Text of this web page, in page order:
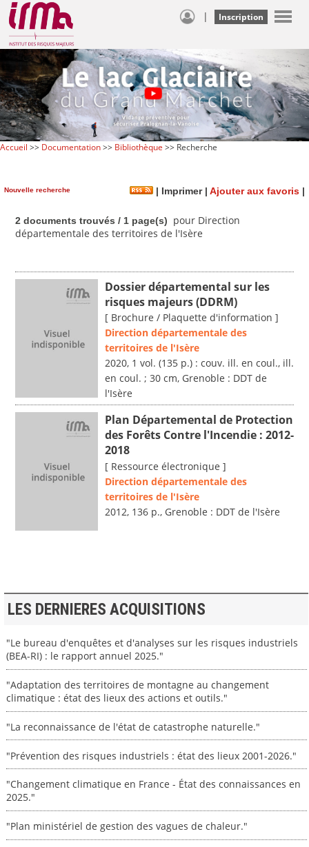
| Inscription
Accueil >> Documentation>> Bibliothèque >> Recherche
Nouvelle recherche | Imprimer| Ajouter aux favoris |
2 documents trouvés / 1 page(s)
pour Direction
départementale des territoires de l'Isère
Dossier départemental sur les
risques majeurs (DDRM)
[ Brochure / Plaquette d'information ]
Direction départementale des
territoires de l'Isère
2020, 1 vol. (135 p.) : couv. ill. en coul., ill.
en coul. ; 30 cm, Grenoble : DDT de
l'Isère
Plan Départemental de Protection
des Forêts Contre l'Incendie : 2012-
2018
[ Ressource électronique ]
Direction départementale des
territoires de l'Isère
2012, 136 p., Grenoble : DDT de l'Isère
LES DERNIERES ACQUISITIONS
"Le bureau d'enquêtes et d'analyses sur les risques industriels
(BEA-RI) : le rapport annuel 2025."
"Adaptation des territoires de montagne au changement
climatique : état des lieux des actions et outils."
"La reconnaissance de l'état de catastrophe naturelle."
"Prévention des risques industriels : état des lieux 2001-2026."
"Changement climatique en France - État des connaissances en
2025."
"Plan ministériel de gestion des vagues de chaleur."